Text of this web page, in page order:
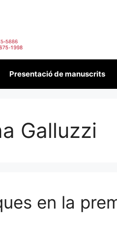
Presentació de manuscrits
Galluzzi
en la